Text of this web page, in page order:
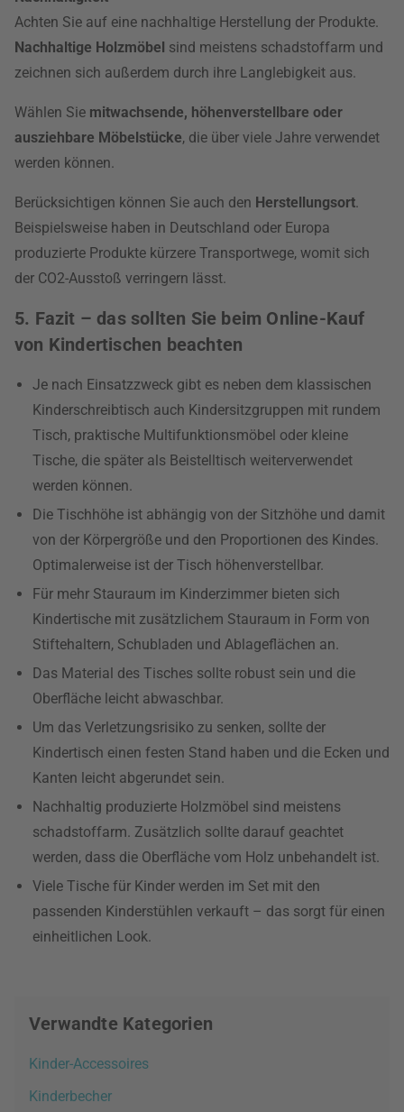
Achten Sie auf eine nachhaltige Herstellung der Produkte.
Nachhaltige Holzmöbel sind meistens schadstoffarm und
zeichnen sich außerdem durch ihre Langlebigkeit aus.
Wählen Sie mitwachsende, höhenverstellbare oder
ausziehbare Möbelstücke, die über viele Jahre verwendet
werden können.
Berücksichtigen können Sie auch den Herstellungsort.
Beispielsweise haben in Deutschland oder Europa
produzierte Produkte kürzere Transportwege, womit sich
der CO2-Ausstoß verringern lässt.
5. Fazit – das sollten Sie beim Online-Kauf
von Kindertischen beachten
Je nach Einsatzzweck gibt es neben dem klassischen
Kinderschreibtisch auch Kindersitzgruppen mit rundem
Tisch, praktische Multifunktionsmöbel oder kleine
Tische, die später als Beistelltisch weiterverwendet
werden können.
Die Tischhöhe ist abhängig von der Sitzhöhe und damit
von der Körpergröße und den Proportionen des Kindes.
Optimalerweise ist der Tisch höhenverstellbar.
Für mehr Stauraum im Kinderzimmer bieten sich
Kindertische mit zusätzlichem Stauraum in Form von
Stiftehaltern, Schubladen und Ablageflächen an.
Das Material des Tisches sollte robust sein und die
Oberfläche leicht abwaschbar.
Um das Verletzungsrisiko zu senken, sollte der
Kindertisch einen festen Stand haben und die Ecken und
Kanten leicht abgerundet sein.
Nachhaltig produzierte Holzmöbel sind meistens
schadstoffarm. Zusätzlich sollte darauf geachtet
werden, dass die Oberfläche vom Holz unbehandelt ist.
Viele Tische für Kinder werden im Set mit den
passenden Kinderstühlen verkauft – das sorgt für einen
einheitlichen Look.
Verwandte Kategorien
Kinder-Accessoires
Kinderbecher